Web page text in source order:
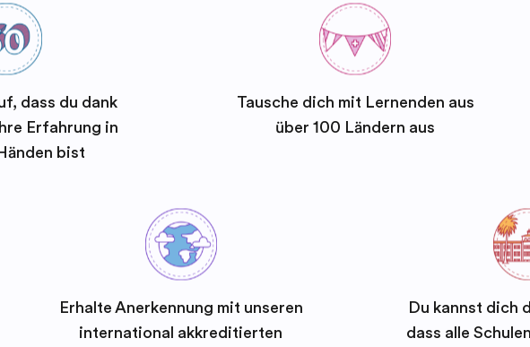
dass du dank
Erfahrung in
bist
Tausche dich mit Lernenden aus
über 100 Ländern aus
Erhalte Anerkennung mit unseren
international akkreditierten
Du kannst dich
dass alle